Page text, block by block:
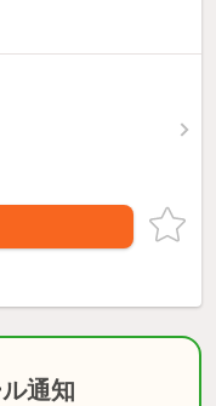
通知